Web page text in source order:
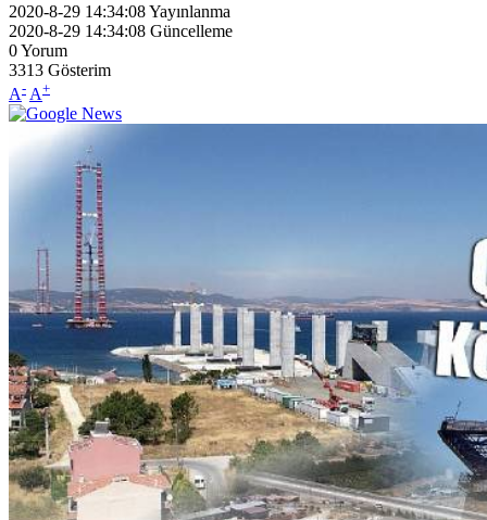
2020-8-29 14:34:08Yayınlanma
2020-8-29 14:34:08 Güncelleme
0Yorum
3313 Gösterim
A- A+